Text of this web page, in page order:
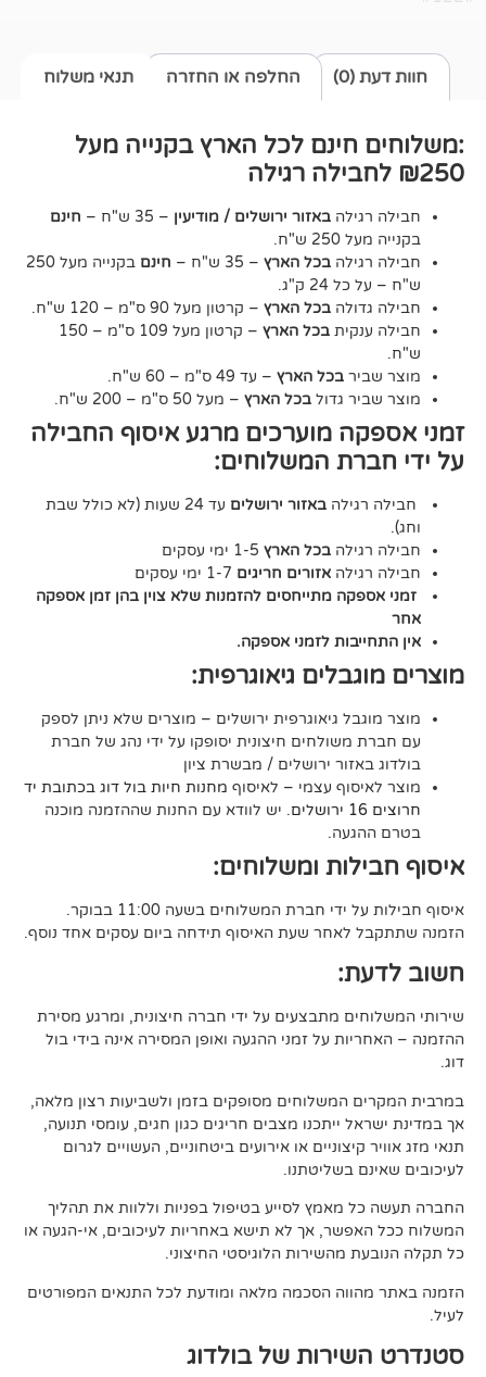
תנאי משלוח החלפה או החזרה
לכל הארץ בקנייה מעל
באזור ירושלים / מודיעין– 35 ש"ח –
חינם
בכל הארץ– 35 ש"ח – חינם
בקנייה מעל 250
בכל הארץ – קרטון מעל 90 ס"מ – 120 ש"ח.
בכל הארץ – קרטון מעל 109 ס"מ – 150
בכל הארץ– עד 49 ס"מ – 60 ש"ח.
גדול
בכל הארץ– מעל 50 ס"מ – 200 ש"ח.
מוערכים מרגע איסוף החבילה
המשלוחים:
באזור ירושלים עד 24 שעות (לא כולל שבת
בכל הארץ1-5 ימי עסקים
אזורים חריגים1-7 ימי עסקים
מתייחסים להזמנות שלא צוין בהן זמן אספקה
לזמני אספקה.
גיאוגרפית:
גיאוגרפית ירושלים – מוצרים שלא ניתן לספק
חיצונית יסופקו על ידי נהג של חברת
ירושלים / מבשרת ציון
עצמי – לאיסוףמחנות חיות בול דוג בכתובת יד
. יש לוודא עם החנות שההזמנה מוכנה
ומשלוחים:
חברת המשלוחים בשעה 11:00 בבוקר.
לאחר שעת האיסוף תידחה ביום עסקים אחד נוסף.
מתבצעים על ידי חברה חיצונית, ומרגע מסירת
על זמני ההגעה ואופן המסירה אינה בידי בול
המשלוחים מסופקים בזמן ולשביעות רצון מלאה,
ייתכנו מצבים חריגים כגון חגים, עומסי תנועה,
או אירועים ביטחוניים, העשויים לגרום
בשליטתנו.
מאמץ לסייע בטיפול בפניות וללוות את תהליך
אך לא תישא באחריות לעיכובים, אי-הגעה או
מהשירות הלוגיסטי החיצוני.
הסכמה מלאה ומודעת לכל התנאים המפורטים
של בולדוג